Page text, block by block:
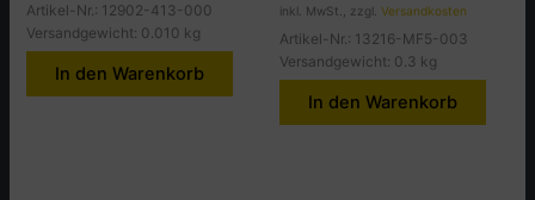
Artikel-Nr.: 12902-413-000
Versandgewicht: 0.010 kg
In den Warenkorb
inkl. MwSt., zzgl. Versandkosten
Artikel-Nr.: 13216-MF5-003
Versandgewicht: 0.3 kg
In den Warenkorb